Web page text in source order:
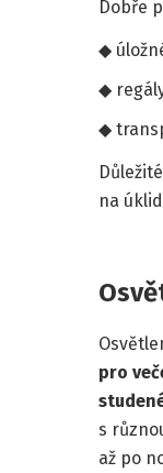
Dobře
na
pro
s
až po